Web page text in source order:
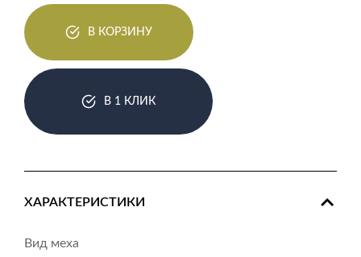
В КОРЗИНУ
В 1 КЛИК
ХАРАКТЕРИСТИКИ
Вид меха